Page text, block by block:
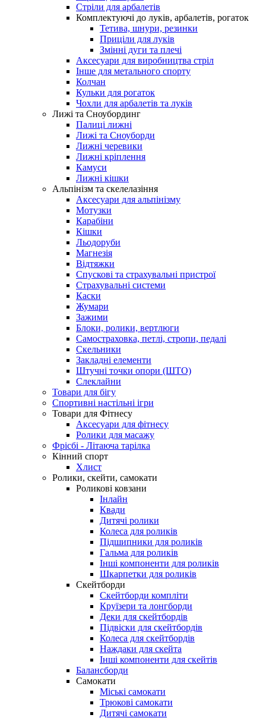
Стріли для арбалетів
Комплектуючі до луків, арбалетів, рогаток
Тетива, шнури, резинки
Приціли для луків
Змінні дуги та плечі
Аксесуари для виробництва стріл
Інше для метального спорту
Колчан
Кульки для рогаток
Чохли для арбалетів та луків
Лижі та Сноубординг
Палиці лижні
Лижі та Сноуборди
Лижні черевики
Лижні кріплення
Камуси
Лижні кішки
Альпінізм та скелелазіння
Аксесуари для альпінізму
Мотузки
Карабіни
Кішки
Льодоруби
Магнезія
Відтяжки
Спускові та страхувальні пристрої
Страхувальні системи
Каски
Жумари
Зажими
Блоки, ролики, вертлюги
Самостраховка, петлі, стропи, педалі
Скельники
Закладні елементи
Штучні точки опори (ШТО)
Слеклайни
Товари для бігу
Спортивні настільні ігри
Товари для Фітнесу
Аксесуари для фітнесу
Ролики для масажу
Фрісбі - Літаюча тарілка
Кінний спорт
Хлист
Ролики, скейти, самокати
Роликові ковзани
Інлайн
Квади
Дитячі ролики
Колеса для роликів
Підшипники для роликів
Гальма для роликів
Інші компоненти для роликів
Шкарпетки для роликів
Скейтборди
Скейтборди компліти
Круїзери та лонгборди
Деки для скейтбордів
Підвіски для скейтбордів
Колеса для скейтбордів
Наждаки для скейта
Інші компоненти для скейтів
Балансборди
Самокати
Міські самокати
Трюкові самокати
Дитячі самокати